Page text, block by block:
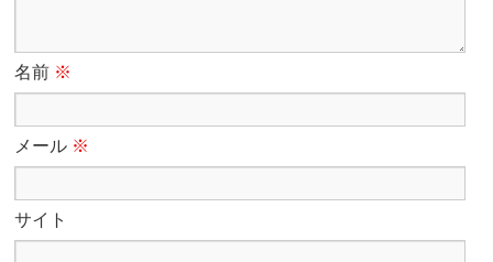
名前 ※
メール ※
サイト